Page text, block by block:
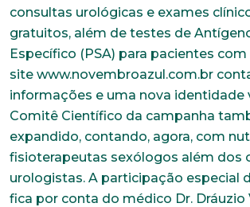
consultas urológicas e exames
gratuitos, além de testes de
Específico (PSA) para pacientes
site www.novembroazul.com.br
informações e uma nova identidade
Comitê Científico da campanha
expandido, contando, agora, com
fisioterapeutas sexólogos além dos
urologistas. A participação especial
fica por conta do médico Dr. Dráuzio
Trabalhe
Faça parte de uma instituição
comprometida com o bem-estar
colaboradores. Preencha todos os
anexe seu currículo.